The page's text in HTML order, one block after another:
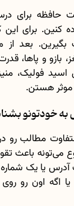
حافظه برای
برای این
بعد از
بازو و پاها،
خودتونو
مطالب رو
می‌تونه باعث
آدرس یا یک
اگه اون رو